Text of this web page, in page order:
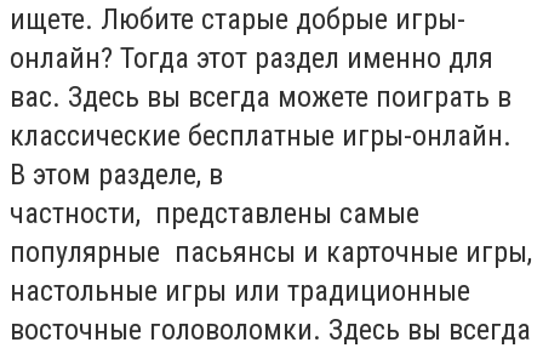
ищете. Любите старые добрые игры-
онлайн? Тогда этот раздел именно для
вас. Здесь вы всегда можете поиграть в
классические бесплатные игры-онлайн.
В этом разделе, в
частности, представлены самые
популярные пасьянсы и карточные игры,
настольные игры или традиционные
восточные головоломки. Здесь вы всегда